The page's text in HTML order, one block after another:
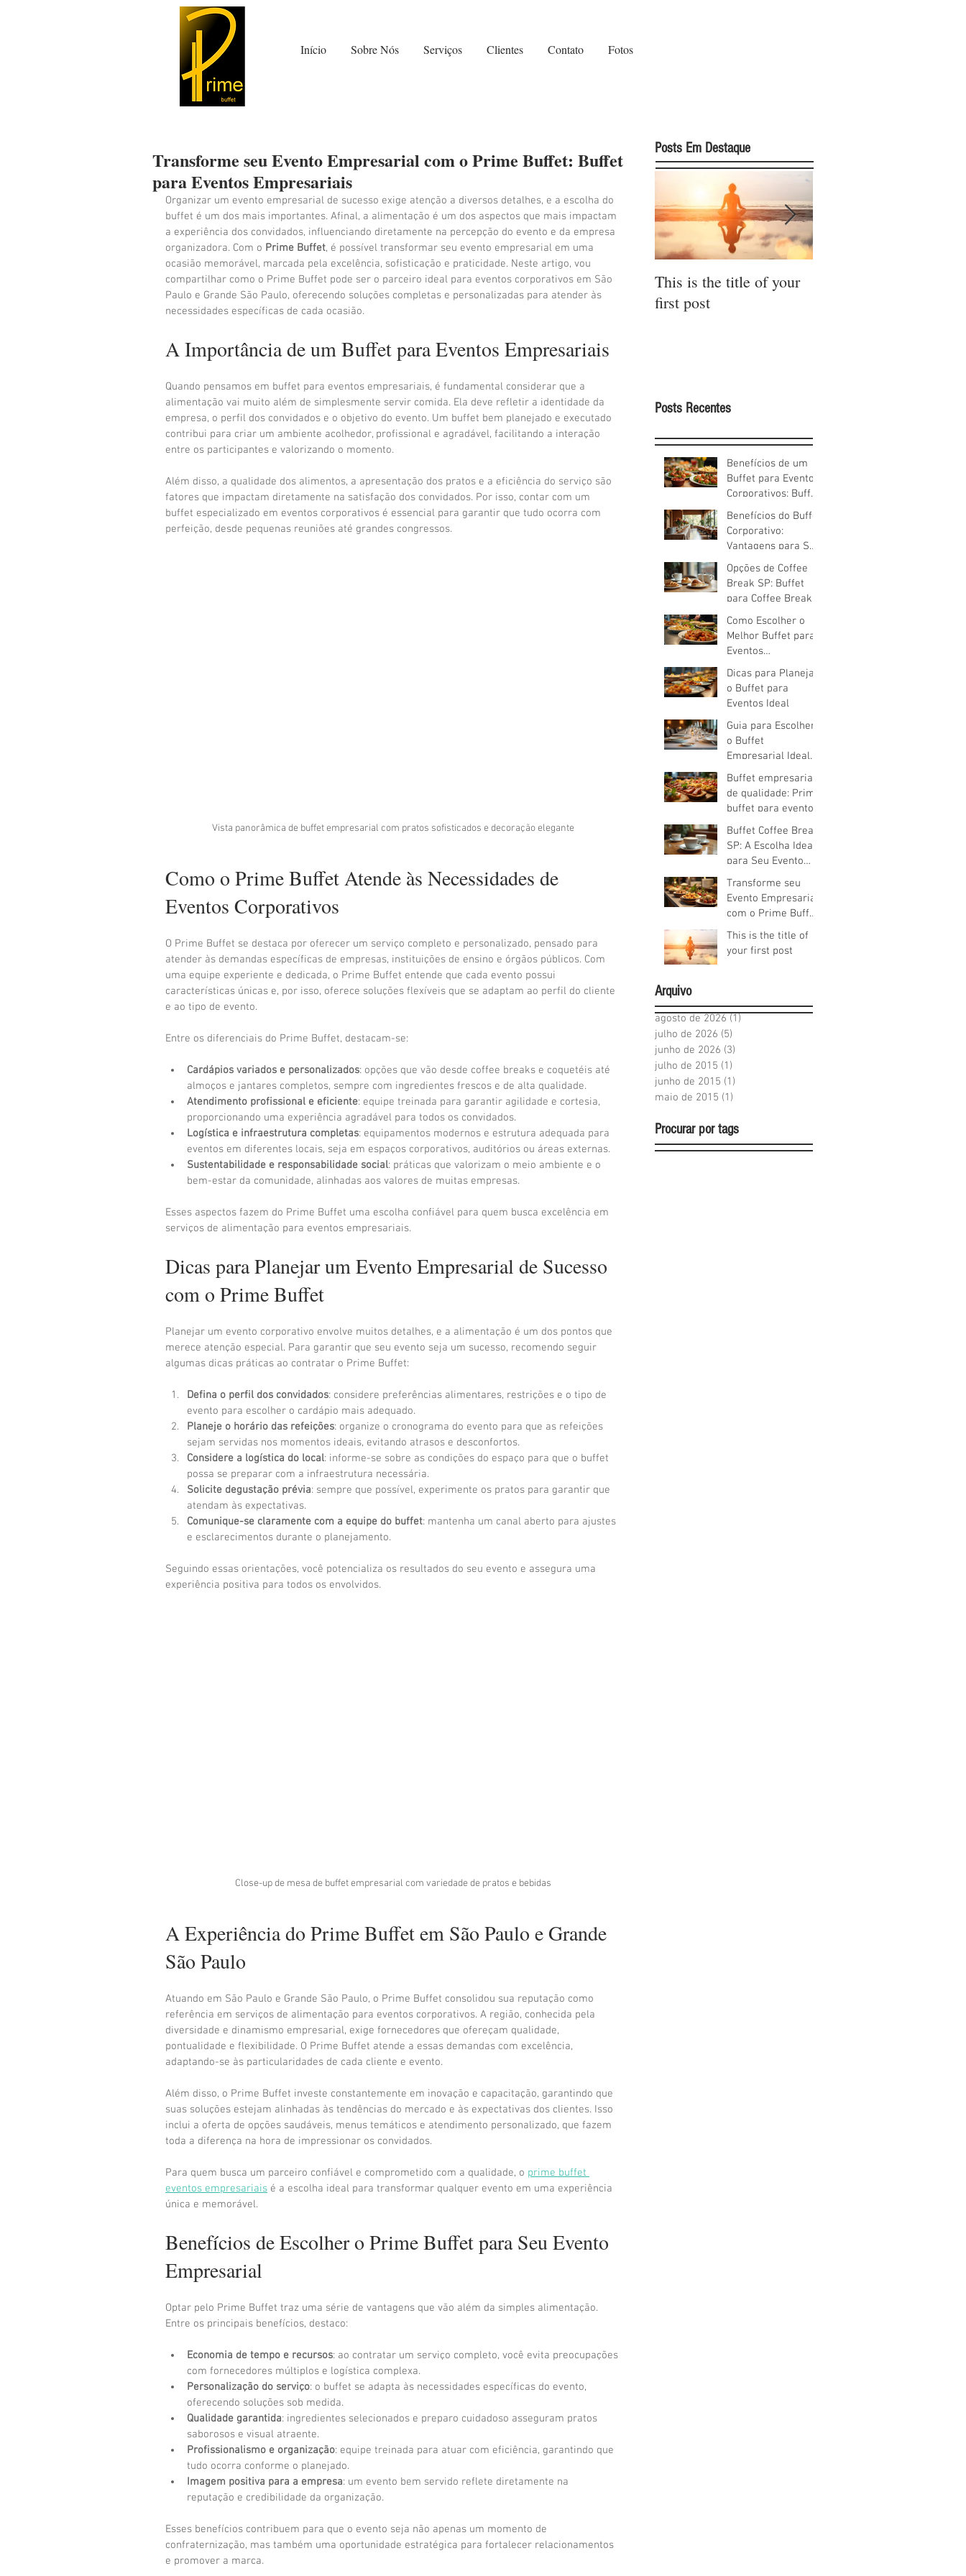
Início Sobre Nós Serviços Clientes Contato Fotos
Transforme seu Evento Empresarial com o Prime Buffet: Buffet
para Eventos Empresariais
Organizar um evento empresarial de sucesso exige atenção a diversos detalhes, e a escolha do
buffet é um dos mais importantes. Afinal, a alimentação é um dos aspectos que mais impactam
a experiência dos convidados, influenciando diretamente na percepção do evento e da empresa
organizadora. Com o Prime Buffet, é possível transformar seu evento empresarial em uma
ocasião memorável, marcada pela excelência, sofisticação e praticidade. Neste artigo, vou
compartilhar como o Prime Buffet pode ser o parceiro ideal para eventos corporativos em São
Paulo e Grande São Paulo, oferecendo soluções completas e personalizadas para atender às
necessidades específicas de cada ocasião.
A Importância de um Buffet para Eventos Empresariais
Quando pensamos em buffet para eventos empresariais, é fundamental considerar que a
alimentação vai muito além de simplesmente servir comida. Ela deve refletir a identidade da
empresa, o perfil dos convidados e o objetivo do evento. Um buffet bem planejado e executado
contribui para criar um ambiente acolhedor, profissional e agradável, facilitando a interação
entre os participantes e valorizando o momento.
Além disso, a qualidade dos alimentos, a apresentação dos pratos e a eficiência do serviço são
fatores que impactam diretamente na satisfação dos convidados. Por isso, contar com um
buffet especializado em eventos corporativos é essencial para garantir que tudo ocorra com
perfeição, desde pequenas reuniões até grandes congressos.
Vista panorâmica de buffet empresarial com pratos sofisticados e decoração elegante
Como o Prime Buffet Atende às Necessidades de
Eventos Corporativos
O Prime Buffet se destaca por oferecer um serviço completo e personalizado, pensado para
atender às demandas específicas de empresas, instituições de ensino e órgãos públicos. Com
uma equipe experiente e dedicada, o Prime Buffet entende que cada evento possui
características únicas e, por isso, oferece soluções flexíveis que se adaptam ao perfil do cliente
e ao tipo de evento.
Entre os diferenciais do Prime Buffet, destacam-se:
Cardápios variados e personalizados: opções que vão desde coffee breaks e coquetéis até
almoços e jantares completos, sempre com ingredientes frescos e de alta qualidade.
Atendimento profissional e eficiente: equipe treinada para garantir agilidade e cortesia,
proporcionando uma experiência agradável para todos os convidados.
Logística e infraestrutura completas: equipamentos modernos e estrutura adequada para
eventos em diferentes locais, seja em espaços corporativos, auditórios ou áreas externas.
Sustentabilidade e responsabilidade social: práticas que valorizam o meio ambiente e o
bem-estar da comunidade, alinhadas aos valores de muitas empresas.
Esses aspectos fazem do Prime Buffet uma escolha confiável para quem busca excelência em
serviços de alimentação para eventos empresariais.
Dicas para Planejar um Evento Empresarial de Sucesso
com o Prime Buffet
Planejar um evento corporativo envolve muitos detalhes, e a alimentação é um dos pontos que
merece atenção especial. Para garantir que seu evento seja um sucesso, recomendo seguir
algumas dicas práticas ao contratar o Prime Buffet:
Defina o perfil dos convidados: considere preferências alimentares, restrições e o tipo de
evento para escolher o cardápio mais adequado.
Planeje o horário das refeições: organize o cronograma do evento para que as refeições
sejam servidas nos momentos ideais, evitando atrasos e desconfortos.
Considere a logística do local: informe-se sobre as condições do espaço para que o buffet
possa se preparar com a infraestrutura necessária.
Solicite degustação prévia: sempre que possível, experimente os pratos para garantir que
atendam às expectativas.
Comunique-se claramente com a equipe do buffet: mantenha um canal aberto para ajustes
e esclarecimentos durante o planejamento.
Seguindo essas orientações, você potencializa os resultados do seu evento e assegura uma
experiência positiva para todos os envolvidos.
Close-up de mesa de buffet empresarial com variedade de pratos e bebidas
A Experiência do Prime Buffet em São Paulo e Grande
São Paulo
Atuando em São Paulo e Grande São Paulo, o Prime Buffet consolidou sua reputação como
referência em serviços de alimentação para eventos corporativos. A região, conhecida pela
diversidade e dinamismo empresarial, exige fornecedores que ofereçam qualidade,
pontualidade e flexibilidade. O Prime Buffet atende a essas demandas com excelência,
adaptando-se às particularidades de cada cliente e evento.
Além disso, o Prime Buffet investe constantemente em inovação e capacitação, garantindo que
suas soluções estejam alinhadas às tendências do mercado e às expectativas dos clientes. Isso
inclui a oferta de opções saudáveis, menus temáticos e atendimento personalizado, que fazem
toda a diferença na hora de impressionar os convidados.
Para quem busca um parceiro confiável e comprometido com a qualidade, o prime buffet
eventos empresariais é a escolha ideal para transformar qualquer evento em uma experiência
única e memorável.
Benefícios de Escolher o Prime Buffet para Seu Evento
Empresarial
Optar pelo Prime Buffet traz uma série de vantagens que vão além da simples alimentação.
Entre os principais benefícios, destaco:
Economia de tempo e recursos: ao contratar um serviço completo, você evita preocupações
com fornecedores múltiplos e logística complexa.
Personalização do serviço: o buffet se adapta às necessidades específicas do evento,
oferecendo soluções sob medida.
Qualidade garantida: ingredientes selecionados e preparo cuidadoso asseguram pratos
saborosos e visual atraente.
Profissionalismo e organização: equipe treinada para atuar com eficiência, garantindo que
tudo ocorra conforme o planejado.
Imagem positiva para a empresa: um evento bem servido reflete diretamente na
reputação e credibilidade da organização.
Esses benefícios contribuem para que o evento seja não apenas um momento de
confraternização, mas também uma oportunidade estratégica para fortalecer relacionamentos
e promover a marca.
Posts Em Destaque
This is the title of your
first post
Posts Recentes
Benefícios de um
Buffet para Eventos
Corporativos: Buffet
Empresarial
Soluções
Benefícios do Buffet
Corporativo:
Vantagens para Seu
Evento
Opções de Coffee
Break SP: Buffet
para Coffee Break
em São Paulo -
Como Escolher
Como Escolher o
Melhor Buffet para
Eventos
Corporativos: Guia
Completo para uma
Escolha de Buffet
Sucesso
Dicas para Planejar
o Buffet para
Eventos Ideal
Guia para Escolher
o Buffet
Empresarial Ideal
para Eventos
Corporativos
Buffet empresarial
de qualidade: Prime
buffet para eventos
empresariais
Buffet Coffee Break
SP: A Escolha Ideal
para Seu Evento
Corporativo
Transforme seu
Evento Empresarial
com o Prime Buffet:
Buffet para Eventos
Empresariais
This is the title of
your first post
Arquivo
agosto de 2026 (1)
julho de 2026 (5)
junho de 2026 (3)
julho de 2015 (1)
junho de 2015 (1)
maio de 2015 (1)
Procurar por tags